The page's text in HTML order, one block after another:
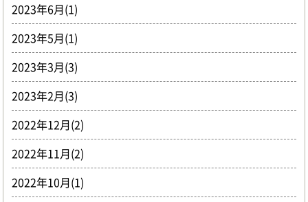
2023年6月(1)
2023年5月(1)
2023年3月(3)
2023年2月(3)
2022年12月(2)
2022年11月(2)
2022年10月(1)